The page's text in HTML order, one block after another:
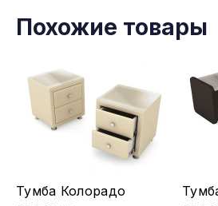
Похожие товары
Тумба Колорадо